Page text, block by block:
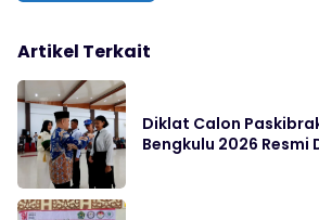
Artikel Terkait
Diklat Calon
Bengkulu 2026 Resmi